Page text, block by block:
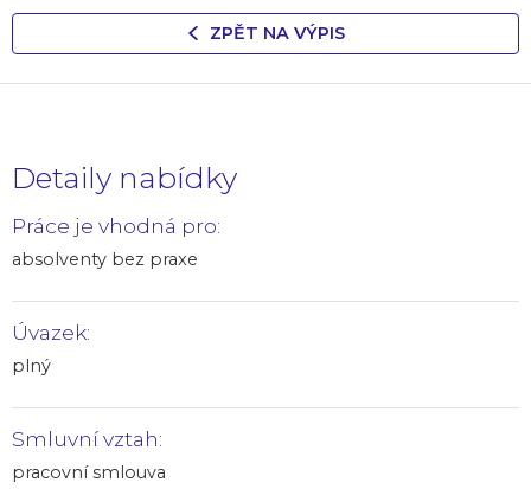
ZPĚT NA VÝPIS
Detaily nabídky
Práce je vhodná pro:
absolventy bez praxe
Úvazek:
plný
Smluvní vztah:
pracovní smlouva